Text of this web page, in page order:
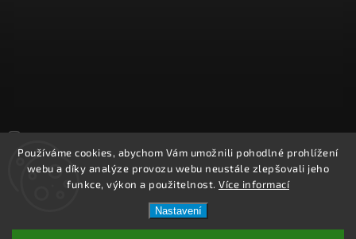
Používáme cookies, abychom Vám umožnili pohodlné prohlížení
webu a díky analýze provozu webu neustále zlepšovali jeho
funkce, výkon a použitelnost. Více informací
Nastavení
Copyright 2026REPROOBCHOD.cz. Všechna práva vyhrazena.
Upravit nastavení cookies
Shoptet| DesignShoptak.cz.